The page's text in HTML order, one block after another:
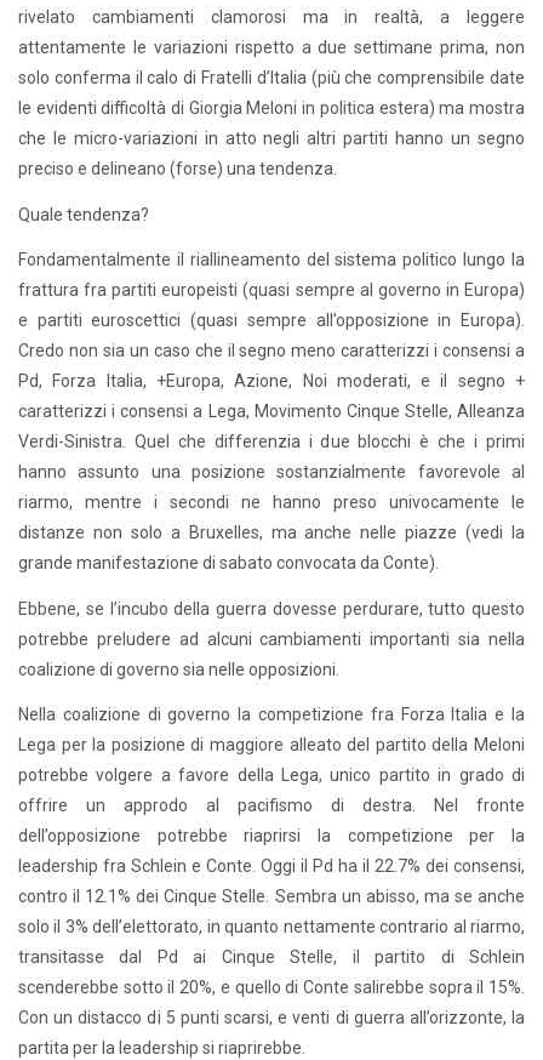
rivelato cambiamenti clamorosi ma in realtà, a leggere
attentamente le variazioni rispetto a due settimane prima, non
solo conferma il calo di Fratelli d’Italia (più che comprensibile date
le evidenti difficoltà di Giorgia Meloni in politica estera) ma mostra
che le micro-variazioni in atto negli altri partiti hanno un segno
preciso e delineano (forse) una tendenza.
Quale tendenza?
Fondamentalmente il riallineamento del sistema politico lungo la
frattura fra partiti europeisti (quasi sempre al governo in Europa)
e partiti euroscettici (quasi sempre all’opposizione in Europa).
Credo non sia un caso che il segno meno caratterizzi i consensi a
Pd, Forza Italia, +Europa, Azione, Noi moderati, e il segno +
caratterizzi i consensi a Lega, Movimento Cinque Stelle, Alleanza
Verdi-Sinistra. Quel che differenzia i due blocchi è che i primi
hanno assunto una posizione sostanzialmente favorevole al
riarmo, mentre i secondi ne hanno preso univocamente le
distanze non solo a Bruxelles, ma anche nelle piazze (vedi la
grande manifestazione di sabato convocata da Conte).
Ebbene, se l’incubo della guerra dovesse perdurare, tutto questo
potrebbe preludere ad alcuni cambiamenti importanti sia nella
coalizione di governo sia nelle opposizioni.
Nella coalizione di governo la competizione fra Forza Italia e la
Lega per la posizione di maggiore alleato del partito della Meloni
potrebbe volgere a favore della Lega, unico partito in grado di
offrire un approdo al pacifismo di destra. Nel fronte
dell’opposizione potrebbe riaprirsi la competizione per la
leadership fra Schlein e Conte. Oggi il Pd ha il 22.7% dei consensi,
contro il 12.1% dei Cinque Stelle. Sembra un abisso, ma se anche
solo il 3% dell’elettorato, in quanto nettamente contrario al riarmo,
transitasse dal Pd ai Cinque Stelle, il partito di Schlein
scenderebbe sotto il 20%, e quello di Conte salirebbe sopra il 15%.
Con un distacco di 5 punti scarsi, e venti di guerra all’orizzonte, la
partita per la leadership si riaprirebbe.